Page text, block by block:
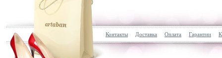
Контакты Доставка Оплата Гарантии